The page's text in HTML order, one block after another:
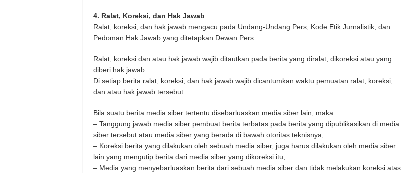
4. Ralat, Koreksi, dan Hak Jawab
Ralat, koreksi, dan hak jawab mengacu pada Undang-Undang Pers, Kode Etik Jurnalistik, dan
Pedoman Hak Jawab yang ditetapkan Dewan Pers.
Ralat, koreksi dan atau hak jawab wajib ditautkan pada berita yang diralat, dikoreksi atau yang
diberi hak jawab.
Di setiap berita ralat, koreksi, dan hak jawab wajib dicantumkan waktu pemuatan ralat, koreksi,
dan atau hak jawab tersebut.
Bila suatu berita media siber tertentu disebarluaskan media siber lain, maka:
– Tanggung jawab media siber pembuat berita terbatas pada berita yang dipublikasikan di media
siber tersebut atau media siber yang berada di bawah otoritas teknisnya;
– Koreksi berita yang dilakukan oleh sebuah media siber, juga harus dilakukan oleh media siber
lain yang mengutip berita dari media siber yang dikoreksi itu;
– Media yang menyebarluaskan berita dari sebuah media siber dan tidak melakukan koreksi atas